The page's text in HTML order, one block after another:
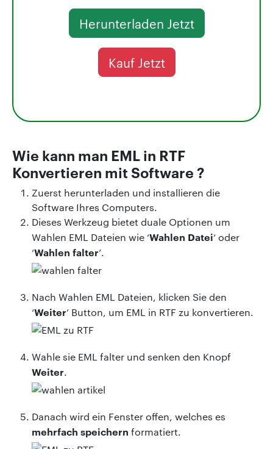
Herunterladen Jetzt
Kauf Jetzt
Wie kann man EML in RTF
Konvertieren mit Software ?
Zuerst herunterladen und installieren die
Software Ihres Computers.
Dieses Werkzeug bietet duale Optionen um
Wahlen EML Dateien wie ‘Wahlen Datei‘ oder
‘Wahlen falter’.
Nach Wahlen EML Dateien, klicken Sie den
‘Weiter’ Button, um EML in RTF zu konvertieren.
Wahle sie EML falter und senken den Knopf
Weiter.
Danach wird ein Fenster offen, welches es
mehrfach speichern formatiert.